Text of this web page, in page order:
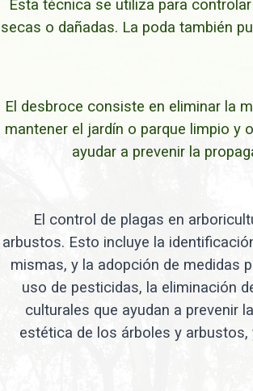
Esta técnica se utiliza para
secas o dañadas. La poda también
El desbroce consiste en eliminar la
mantener el jardín o parque limpio y
ayudar a prevenir la
El control de plagas en
arbustos. Esto incluye la
mismas, y la adopción de medidas
uso de pesticidas, la eliminación
culturales que ayudan a prevenir
estética de los árboles y